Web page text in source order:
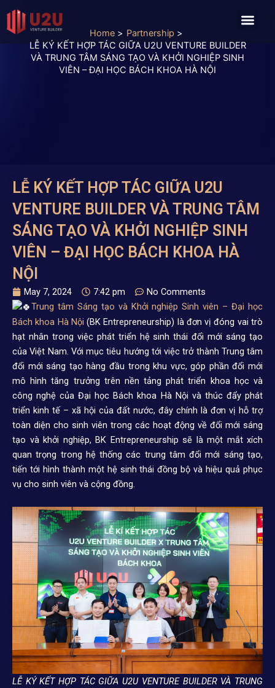
Skip
content
Home
Partnership
LỄ KÝ KẾT HỢP TÁC GIỮA U2U VENTURE BUILDER
VÀ TRUNG TÂM SÁNG TẠO VÀ KHỞI NGHIỆP SINH
VIÊN – ĐẠI HỌC BÁCH KHOA HÀ NỘI
LỄ KÝ KẾT HỢP TÁC GIỮA U2U
VENTURE BUILDER VÀ TRUNG TÂM
SÁNG TẠO VÀ KHỞI NGHIỆP SINH
VIÊN – ĐẠI HỌC BÁCH KHOA HÀ
NỘI
May 7, 2024 7:42 pm
No Comments
Trung tâm Sáng tạo và Khởi nghiệp Sinh viên – Đại học
Bách khoa Hà Nội (BK Entrepreneurship) là đơn vị đóng vai trò
hạt nhân trong việc phát triển hệ sinh thái đổi mới sáng tạo
của Việt Nam. Với mục tiêu hướng tới việc trở thành Trung tâm
đổi mới sáng tạo hàng đầu trong khu vực, góp phần đổi mới
mô hình tăng trưởng trên nền tảng phát triển khoa học và
công nghệ của Đại học Bách khoa Hà Nội và thúc đẩy phát
triển kinh tế – xã hội của đất nước, đây chính là đơn vị hỗ trợ
toàn diện cho sinh viên trong các hoạt động về đổi mới sáng
tạo và khởi nghiệp, BK Entrepreneurship sẽ là một mắt xích
quan trọng trong hệ thống các trung tâm đổi mới sáng tạo,
tiến tới hình thành một hệ sinh thái đồng bộ và hiệu quả phục
vụ cho sinh viên và cộng đồng.
LỄ KÝ KẾT HỢP TÁC GIỮA U2U VENTURE BUILDER VÀ TRUNG